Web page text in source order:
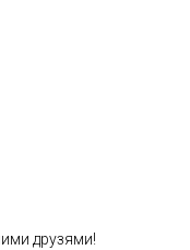
друзями!